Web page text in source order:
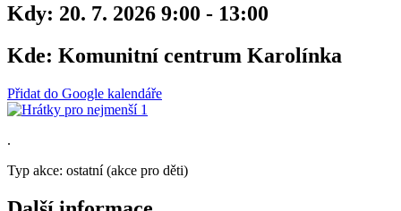
Kdy: 20. 7. 2026 9:00 - 13:00
Kde: Komunitní centrum Karolínka
Přidat do Google kalendáře
.
Typ akce: ostatní (akce pro děti)